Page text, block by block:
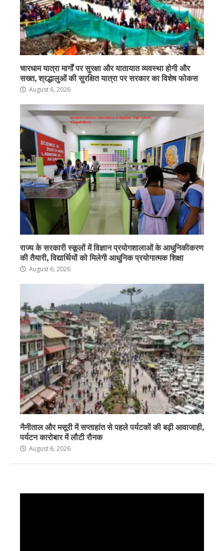
चारधाम यात्रा मार्गों पर सुरक्षा और यातायात व्यवस्था होगी और
सख्त, श्रद्धालुओं की सुरक्षित यात्रा पर सरकार का विशेष फोकस
August 6, 2026
राज्य के सरकारी स्कूलों में विज्ञान प्रयोगशालाओं के आधुनिकीकरण
की तैयारी, विद्यार्थियों को मिलेगी आधुनिक प्रयोगात्मक शिक्षा
August 6, 2026
नैनीताल और मसूरी में सप्ताहांत से पहले पर्यटकों की बढ़ी आवाजाही,
पर्यटन कारोबार में लौटी रौनक
August 6, 2026